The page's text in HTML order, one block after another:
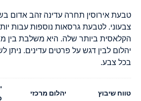
טבעת אירוסין תחרה עדינה זהב אדום
צבעוני. לטבעת גרסאות נוספות עבות
הקלאסית ביותר שלה. היא משלבת בין
יהלום לבין דגש על פרטים עדינים. ניתן
בכל צבע.
טווח שיבוץ יהלום מרכזי